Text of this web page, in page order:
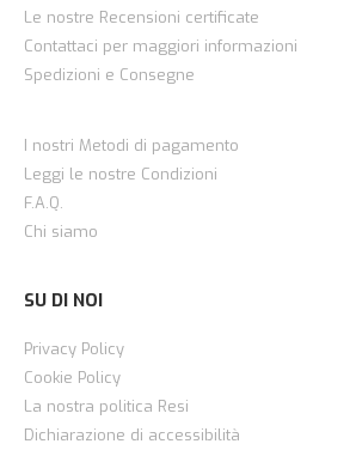
Le nostre Recensioni certificate
Contattaci per maggiori informazioni
Spedizioni e Consegne
I nostri Metodi di pagamento
Leggi le nostre Condizioni
F.A.Q.
Chi siamo
SU DI NOI
Privacy Policy
Cookie Policy
La nostra politica Resi
Dichiarazione di accessibilità